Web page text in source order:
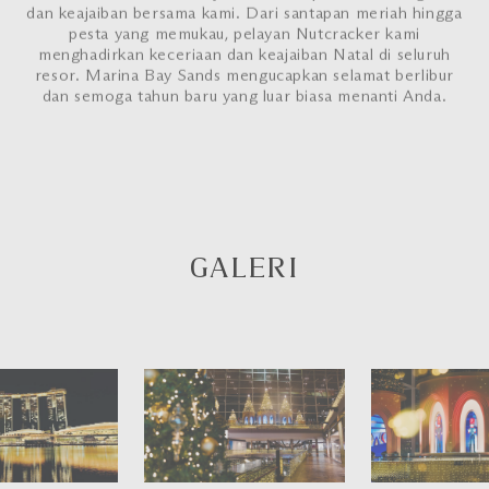
dan keajaiban bersama kami. Dari santapan meriah hingga
pesta yang memukau, pelayan Nutcracker kami
menghadirkan keceriaan dan keajaiban Natal di seluruh
resor. Marina Bay Sands mengucapkan selamat berlibur
dan semoga tahun baru yang luar biasa menanti Anda.
GALERI